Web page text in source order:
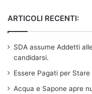
ARTICOLI RECENTI:
SDA assume Addetti
candidarsi.
Essere Pagati per
Acqua e Sapone apre